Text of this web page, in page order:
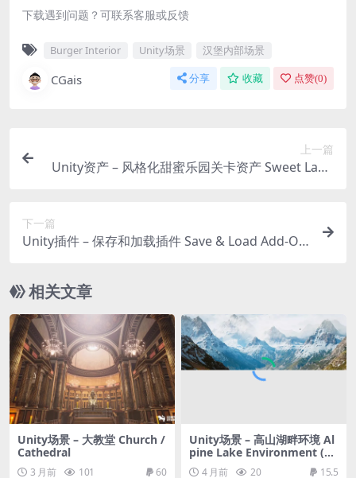
下载遇到问题？可联系客服或反馈
Burger Interior Unity场景 汉堡内部场景
CGais 分享 收藏 点赞(0)
上一篇
Unity资产 – 风格化甜蜜乐园关卡资产 Sweet Land
下一篇
Unity插件 – 保存和加载插件 Save & Load Add-On
相关文章
Unity场景 – 大教堂 Church /
Cathedral
3 月前 101 60
Unity场景 – 高山湖畔环境 Al
pine Lake Environment (B
UILT-IN version)
4 月前 20 15.5